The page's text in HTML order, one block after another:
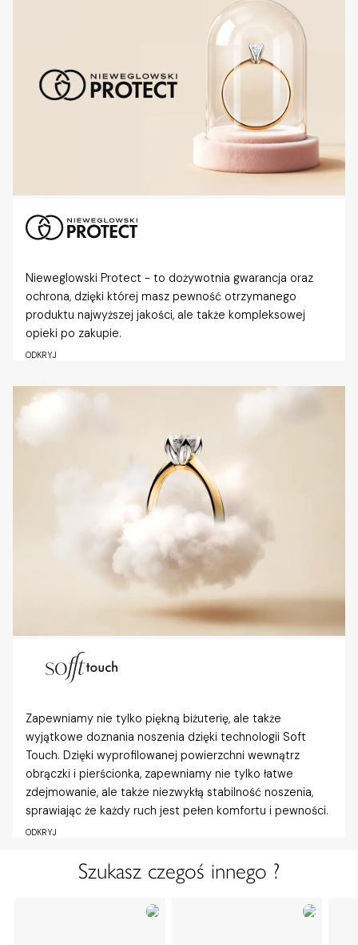
Nieweglowski Protect - to dożywotnia gwarancja oraz
ochrona, dzięki której masz pewność otrzymanego
produktu najwyższej jakości, ale także kompleksowej
opieki po zakupie.
ODKRYJ
Zapewniamy nie tylko piękną biżuterię, ale także
wyjątkowe doznania noszenia dzięki technologii Soft
Touch. Dzięki wyprofilowanej powierzchni wewnątrz
obrączki i pierścionka, zapewniamy nie tylko łatwe
zdejmowanie, ale także niezwykłą stabilność noszenia,
sprawiając że każdy ruch jest pełen komfortu i pewności.
ODKRYJ
Szukasz czegoś innego ?